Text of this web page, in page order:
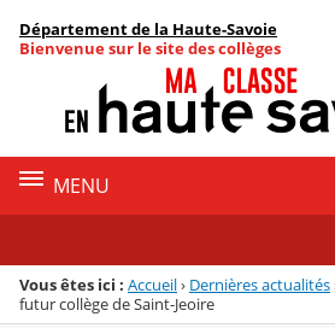
Menu de la rubrique
Contenu
Département de la Haute-Savoie
Bienvenue sur le site des collèges
MENU
Vous êtes ici : Accueil› Dernières actualités
futur collège de Saint-Jeoire